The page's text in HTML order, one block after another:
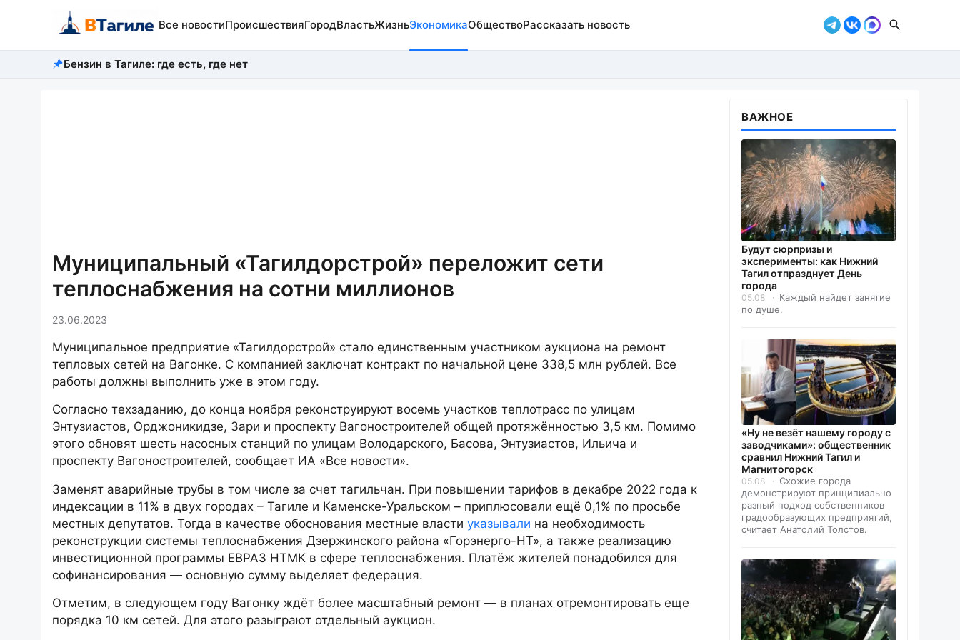
Все новостиПроисшествияГородВластьЖизньЭкономикаОбществоРассказать новость
Бензин в Тагиле: где есть, где нет
Муниципальный «Тагилдорстрой» переложит сети
теплоснабжения на сотни миллионов
23.06.2023
Муниципальное предприятие «Тагилдорстрой» стало единственным участником аукциона на ремонт
тепловых сетей на Вагонке. С компанией заключат контракт по начальной цене 338,5 млн рублей. Все
работы должны выполнить уже в этом году.
Согласно техзаданию, до конца ноября реконструируют восемь участков теплотрасс по улицам
Энтузиастов, Орджоникидзе, Зари и проспекту Вагоностроителей общей протяжённостью 3,5 км. Помимо
этого обновят шесть насосных станций по улицам Володарского, Басова, Энтузиастов, Ильича и
проспекту Вагоностроителей, сообщает ИА «Все новости».
Заменят аварийные трубы в том числе за счет тагильчан. При повышении тарифов в декабре 2022 года к
индексации в 11% в двух городах – Тагиле и Каменске-Уральском – приплюсовали ещё 0,1% по просьбе
местных депутатов. Тогда в качестве обоснования местные власти указывали на необходимость
реконструкции системы теплоснабжения Дзержинского района «Горэнерго-НТ», а также реализацию
инвестиционной программы ЕВРАЗ НТМК в сфере теплоснабжения. Платёж жителей понадобился для
софинансирования — основную сумму выделяет федерация.
Отметим, в следующем году Вагонку ждёт более масштабный ремонт — в планах отремонтировать еще
порядка 10 км сетей. Для этого разыграют отдельный аукцион.
ВАЖНОЕ
Будут сюрпризы и
эксперименты: как Нижний
Тагил отпразднует День
города
05.08
Каждый найдет занятие
по душе.
«Ну не везёт нашему городу с
заводчиками»: общественник
сравнил Нижний Тагил и
Магнитогорск
05.08
Схожие города
демонстрируют принципиально
разный подход собственников
градообразующих предприятий,
считает Анатолий Толстов.